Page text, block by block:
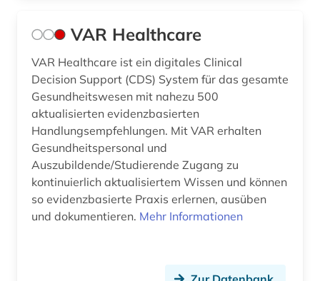
VAR Healthcare
VAR Healthcare ist ein digitales Clinical
Decision Support (CDS) System für das gesamte
Gesundheitswesen mit nahezu 500
aktualisierten evidenzbasierten
Handlungsempfehlungen. Mit VAR erhalten
Gesundheitspersonal und
Auszubildende/Studierende Zugang zu
kontinuierlich aktualisiertem Wissen und können
so evidenzbasierte Praxis erlernen, ausüben
und dokumentieren. Mehr Informationen